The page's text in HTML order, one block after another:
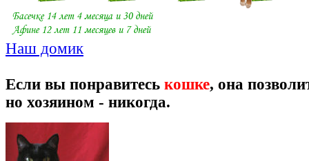
Наш домик
Если вы понравитесь кошке, она
но хозяином - никогда.